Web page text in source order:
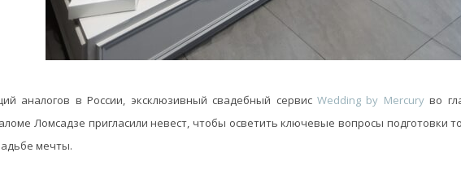
аналогов в России, эксклюзивный свадебный сервис Wedding by Mercuryво
Ломсадзе пригласили невест, чтобы осветить ключевые вопросы подготовки
мечты.